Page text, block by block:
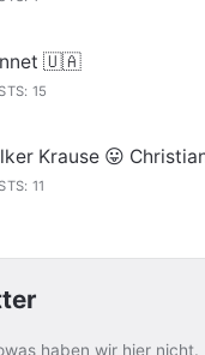
🇺🇦
15
Krause 😛
11
haben wir hier nicht.